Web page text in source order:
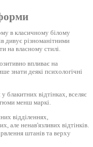
в класичному білому
дивує різноманітними
на власному стилі.
впливає на
знати деякі психологічні
блакитних відтінках, вселяє
менш маркі.
відділеннях,
але ненав'язливих відтінків.
штанів та верху